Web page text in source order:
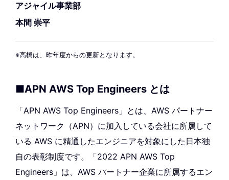
アジャイル事業部
本間 崇平
※高橋は、昨年度からの更新となります。
■APN AWS Top Engineers とは
「APN AWS Top Engineers」とは、AWS パートナー
ネットワーク（APN）に加入している会社に所属して
いる AWS に精通したエンジニアを対象にした日本独
自の表彰制度です。「2022 APN AWS Top
Engineers」は、AWS パートナー企業に所属するエン